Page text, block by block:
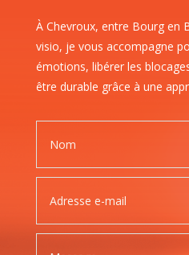
À Chevroux, entre Bourg en
visio, je vous accompagne
émotions, libérer les
être durable grâce à une